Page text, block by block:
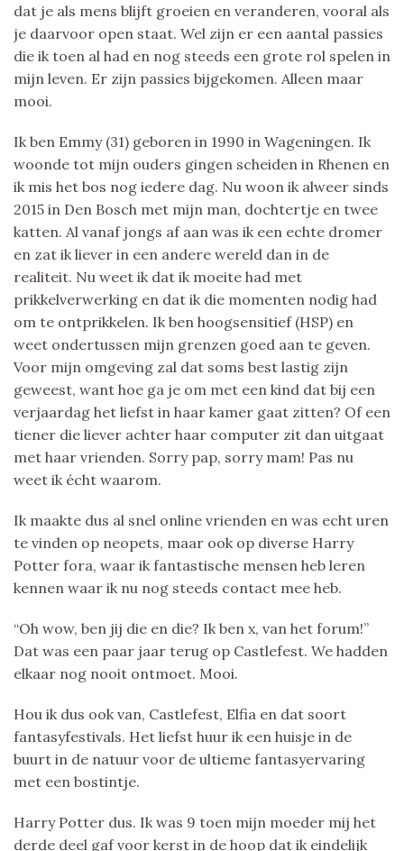
dat je als mens blijft groeien en veranderen, vooral als
je daarvoor open staat. Wel zijn er een aantal passies
die ik toen al had en nog steeds een grote rol spelen in
mijn leven. Er zijn passies bijgekomen. Alleen maar
mooi.
Ik ben Emmy (31) geboren in 1990 in Wageningen. Ik
woonde tot mijn ouders gingen scheiden in Rhenen en
ik mis het bos nog iedere dag. Nu woon ik alweer sinds
2015 in Den Bosch met mijn man, dochtertje en twee
katten. Al vanaf jongs af aan was ik een echte dromer
en zat ik liever in een andere wereld dan in de
realiteit. Nu weet ik dat ik moeite had met
prikkelverwerking en dat ik die momenten nodig had
om te ontprikkelen. Ik ben hoogsensitief (HSP) en
weet ondertussen mijn grenzen goed aan te geven.
Voor mijn omgeving zal dat soms best lastig zijn
geweest, want hoe ga je om met een kind dat bij een
verjaardag het liefst in haar kamer gaat zitten? Of een
tiener die liever achter haar computer zit dan uitgaat
met haar vrienden. Sorry pap, sorry mam! Pas nu
weet ik écht waarom.
Ik maakte dus al snel online vrienden en was echt uren
te vinden op neopets, maar ook op diverse Harry
Potter fora, waar ik fantastische mensen heb leren
kennen waar ik nu nog steeds contact mee heb.
“Oh wow, ben jij die en die? Ik ben x, van het forum!”
Dat was een paar jaar terug op Castlefest. We hadden
elkaar nog nooit ontmoet. Mooi.
Hou ik dus ook van, Castlefest, Elfia en dat soort
fantasyfestivals. Het liefst huur ik een huisje in de
buurt in de natuur voor de ultieme fantasyervaring
met een bostintje.
Harry Potter dus. Ik was 9 toen mijn moeder mij het
derde deel gaf voor kerst in de hoop dat ik eindelijk